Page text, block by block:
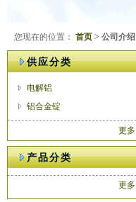
您现在的位置： 首页 > 公司介绍
供应分类
电解铝
铝合金锭
更多
产品分类
更多